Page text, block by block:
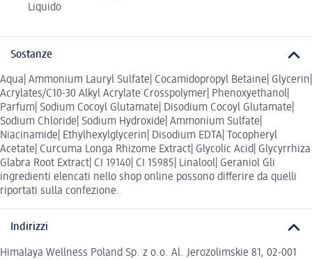
Liquido
Sostanze
Aqua| Ammonium Lauryl Sulfate| Cocamidopropyl Betaine| Glycerin|
Acrylates/C10-30 Alkyl Acrylate Crosspolymer| Phenoxyethanol|
Parfum| Sodium Cocoyl Glutamate| Disodium Cocoyl Glutamate|
Sodium Chloride| Sodium Hydroxide| Ammonium Sulfate|
Niacinamide| Ethylhexylglycerin| Disodium EDTA| Tocopheryl
Acetate| Curcuma Longa Rhizome Extract| Glycolic Acid| Glycyrrhiza
Glabra Root Extract| CI 19140| CI 15985| Linalool| Geraniol Gli
ingredienti elencati nello shop online possono differire da quelli
riportati sulla confezione.
Indirizzi
Himalaya Wellness Poland Sp. z o.o. Al. Jerozolimskie 81, 02-001